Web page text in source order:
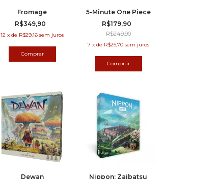
Fromage
R$349,90
12 x de R$29,16 sem juros
5-Minute One Piece
R$179,90
R$249,90
7 x de R$25,70 sem juros
Dewan
Nippon: Zaibatsu